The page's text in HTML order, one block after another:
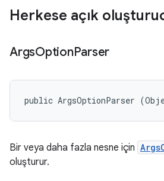
Herkese açık
ArgsOptionParser
public ArgsOptionParser
Bir veya daha fazla nesne için
oluşturur.